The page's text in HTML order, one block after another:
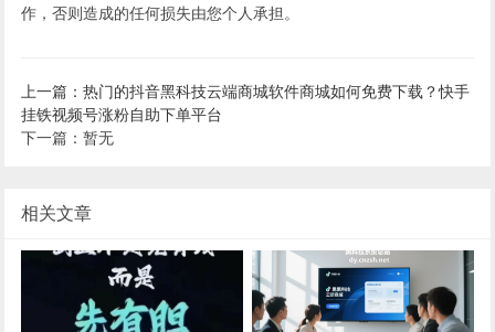
作，否则造成的任何损失由您个人承担。
上一篇：热门的抖音黑科技云端商城软件商城如何免费下载？快手
挂铁视频号涨粉自助下单平台
下一篇：暂无
相关文章